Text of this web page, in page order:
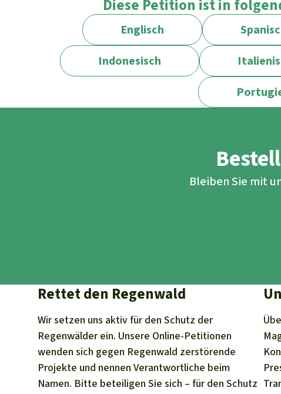
Diese Petition ist in
Englisch
Indonesisch
Bleiben Sie mit
Rettet den Regenwald
Wir setzen uns aktiv für den Schutz der
Regenwälder ein. Unsere Online-Petitionen
wenden sich gegen Regenwald zerstörende
Projekte und nennen Verantwortliche beim
Namen. Bitte beteiligen Sie sich – für den Schutz